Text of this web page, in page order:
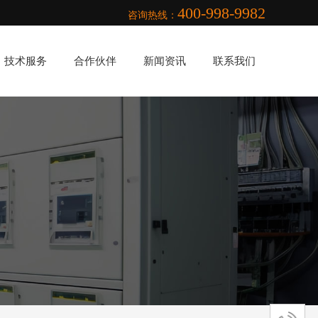
咨询热线： 400-998-9982
技术服务 合作伙伴 新闻资讯 联系我们